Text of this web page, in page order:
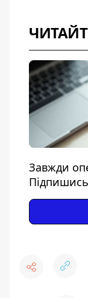
Завжди
Підпишись